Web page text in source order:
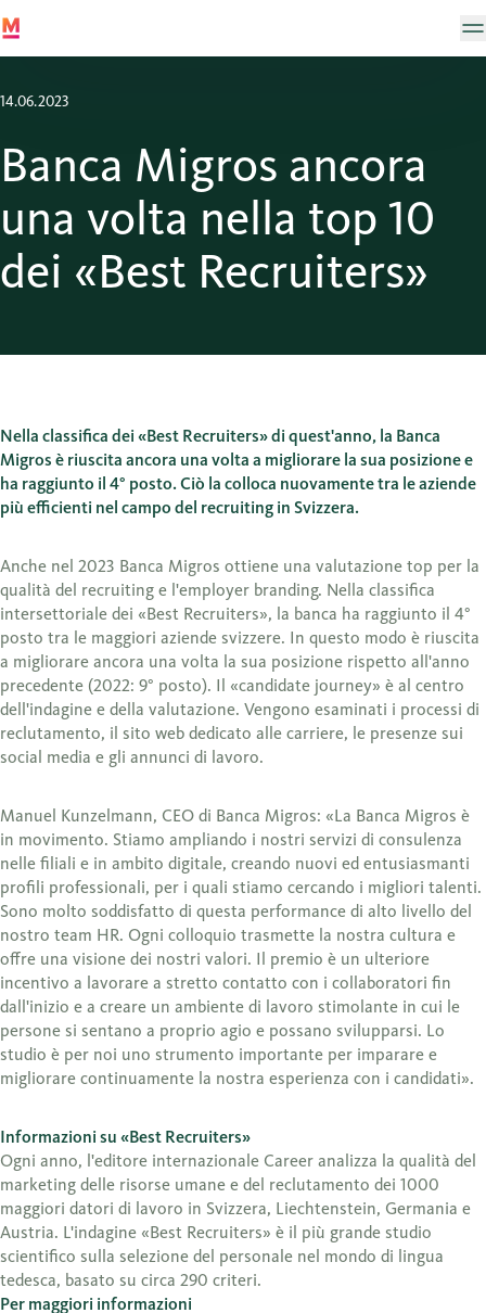
14.06.2023
Banca Migros ancora
una volta nella top 10
dei «Best Recruiters»
Nella classifica dei «Best Recruiters» di quest'anno, la Banca
Migros è riuscita ancora una volta a migliorare la sua posizione e
ha raggiunto il 4° posto. Ciò la colloca nuovamente tra le aziende
più efficienti nel campo del recruiting in Svizzera.
Anche nel 2023 Banca Migros ottiene una valutazione top per la
qualità del recruiting e l'employer branding. Nella classifica
intersettoriale dei «Best Recruiters», la banca ha raggiunto il 4°
posto tra le maggiori aziende svizzere. In questo modo è riuscita
a migliorare ancora una volta la sua posizione rispetto all'anno
precedente (2022: 9° posto). Il «candidate journey» è al centro
dell'indagine e della valutazione. Vengono esaminati i processi di
reclutamento, il sito web dedicato alle carriere, le presenze sui
social media e gli annunci di lavoro.
Manuel Kunzelmann, CEO di Banca Migros: «La Banca Migros è
in movimento. Stiamo ampliando i nostri servizi di consulenza
nelle filiali e in ambito digitale, creando nuovi ed entusiasmanti
profili professionali, per i quali stiamo cercando i migliori talenti.
Sono molto soddisfatto di questa performance di alto livello del
nostro team HR. Ogni colloquio trasmette la nostra cultura e
offre una visione dei nostri valori. Il premio è un ulteriore
incentivo a lavorare a stretto contatto con i collaboratori fin
dall'inizio e a creare un ambiente di lavoro stimolante in cui le
persone si sentano a proprio agio e possano svilupparsi. Lo
studio è per noi uno strumento importante per imparare e
migliorare continuamente la nostra esperienza con i candidati».
Informazioni su «Best Recruiters»
Ogni anno, l'editore internazionale Career analizza la qualità del
marketing delle risorse umane e del reclutamento dei 1000
maggiori datori di lavoro in Svizzera, Liechtenstein, Germania e
Austria. L'indagine «Best Recruiters» è il più grande studio
scientifico sulla selezione del personale nel mondo di lingua
tedesca, basato su circa 290 criteri.
Per maggiori informazioni